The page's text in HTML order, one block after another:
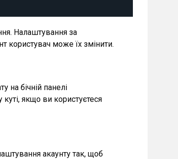
Налаштування за
користувач може їх змінити.
на бічній панелі
якщо ви користуєтеся
акаунту так, щоб